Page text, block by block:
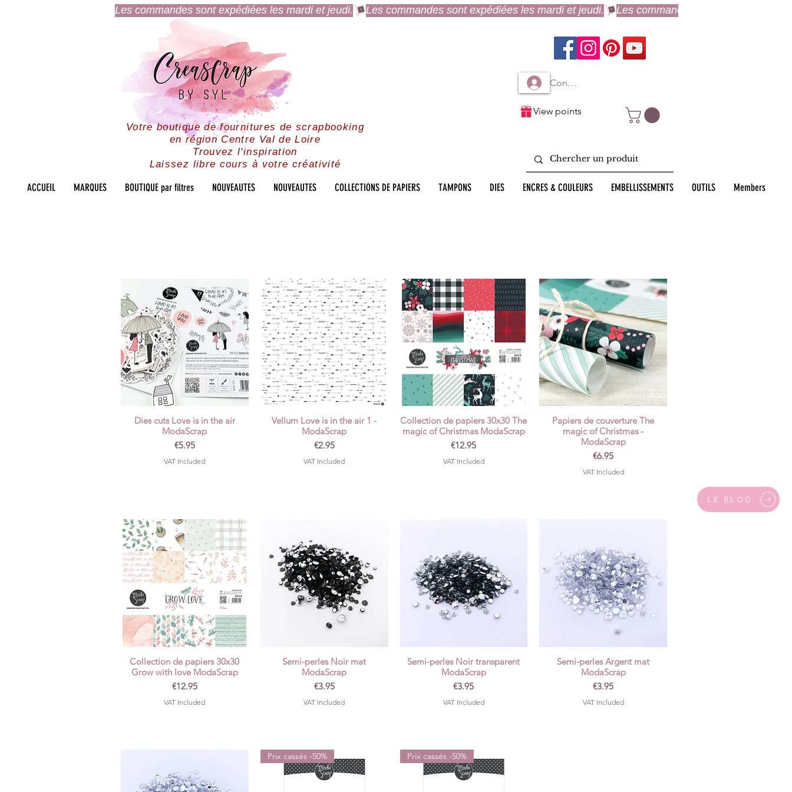
Les commandes sont expédiées les mardi et jeudi.
Votre boutique de fournitures de scrapbooking
en région Centre Val de Loire
Trouvez l'inspiration
Laissez libre cours à votre créativité
Connexion à mon compte
View points
ACCUEIL MARQUES BOUTIQUE par filtres NOUVEAUTES NOUVEAUTES COLLECTIONS DE PAPIERS TAMPONS DIES ENCRES & COULEURS EMBELLISSEMENTS OUTILS Members
LE BLOG
Quick View
Dies cuts Love is in the air
ModaScrap
Price
€5.95
VAT Included
Quick View
Vellum Love is in the air 1 -
ModaScrap
Price
€2.95
VAT Included
Quick View
Collection de papiers 30x30 The
magic of Christmas ModaScrap
Price
€12.95
VAT Included
Quick View
Papiers de couverture The
magic of Christmas -
ModaScrap
Price
€6.95
VAT Included
Quick View
Collection de papiers 30x30
Grow with love ModaScrap
Price
€12.95
VAT Included
Quick View
Semi-perles Noir mat
ModaScrap
Price
€3.95
VAT Included
Quick View
Semi-perles Noir transparent
ModaScrap
Price
€3.95
VAT Included
Quick View
Semi-perles Argent mat
ModaScrap
Price
€3.95
VAT Included
Prix cassés -50% Prix cassés -50%